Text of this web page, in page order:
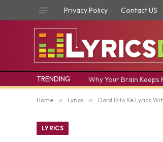
Privacy Policy Contact US
TRENDING Why Your Brain Keeps
Home » Lyrics » Dard Dilo Ke Lyrics
LYRICS